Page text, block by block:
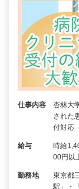
仕事内容
杏林大
された
付対応
給与
時給
00円以
勤務地
東京都
駅」・